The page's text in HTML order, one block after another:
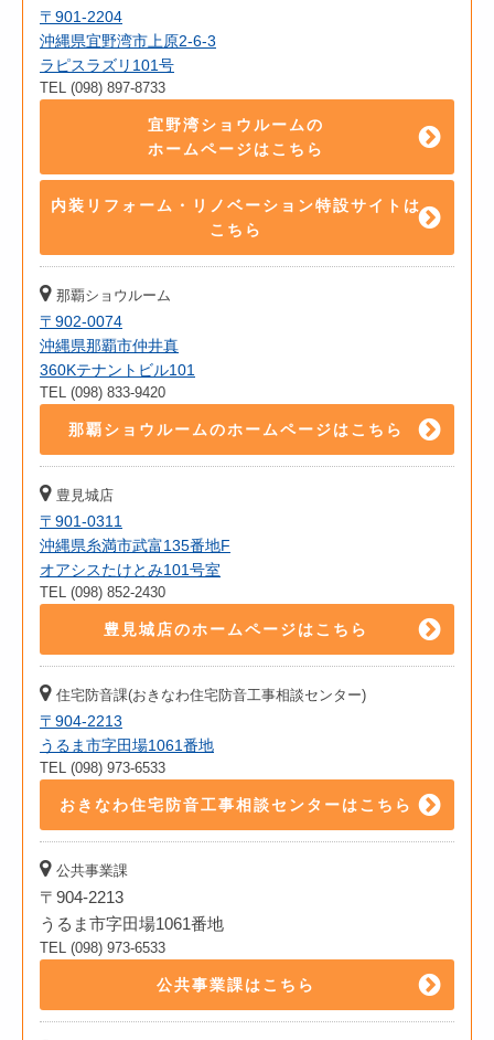
〒901-2204
沖縄県宜野湾市上原2-6-3
ラピスラズリ101号
TEL (098) 897-8733
宜野湾ショウルームの
ホームページはこちら
内装リフォーム・リノベーション特設サイトは
こちら
那覇ショウルーム
〒902-0074
沖縄県那覇市仲井真
360Kテナントビル101
TEL (098) 833-9420
那覇ショウルームのホームページはこちら
豊見城店
〒901-0311
沖縄県糸満市武富135番地F
オアシスたけとみ101号室
TEL (098) 852-2430
豊見城店のホームページはこちら
住宅防音課(おきなわ住宅防音工事相談センター)
〒904-2213
うるま市字田場1061番地
TEL (098) 973-6533
おきなわ住宅防音工事相談センターはこちら
公共事業課
〒904-2213
うるま市字田場1061番地
TEL (098) 973-6533
公共事業課はこちら